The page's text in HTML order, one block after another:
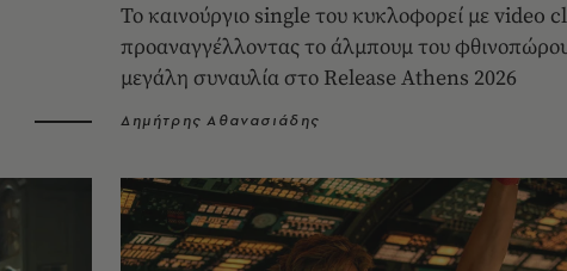
Το καινούργιο single του κυκλοφορεί με video
προαναγγέλλοντας το άλμπουμ του
μεγάλη συναυλία στο Release Athens 2026
Δημήτρης Αθανασιάδης